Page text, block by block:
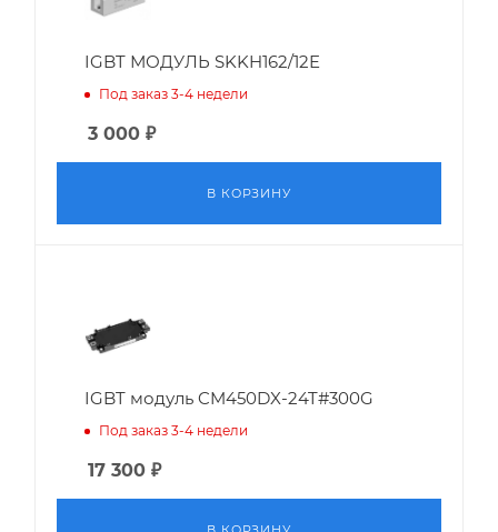
IGBT МОДУЛЬ SKKH162/12E
Под заказ 3-4 недели
3 000 ₽
В КОРЗИНУ
IGBT модуль CM450DX-24T#300G
Под заказ 3-4 недели
17 300 ₽